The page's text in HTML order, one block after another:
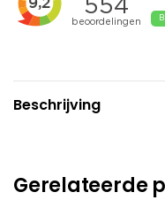
Beschrijving
Gerelateerde